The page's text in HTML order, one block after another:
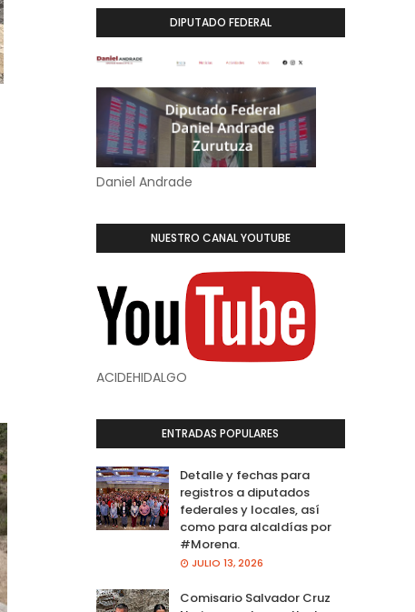
DIPUTADO FEDERAL
Daniel Andrade
NUESTRO CANAL YOUTUBE
ACIDEHIDALGO
ENTRADAS POPULARES
Detalle y fechas para
registros a diputados
federales y locales, así
como para alcaldías por
#Morena.
JULIO 13, 2026
Comisario Salvador Cruz